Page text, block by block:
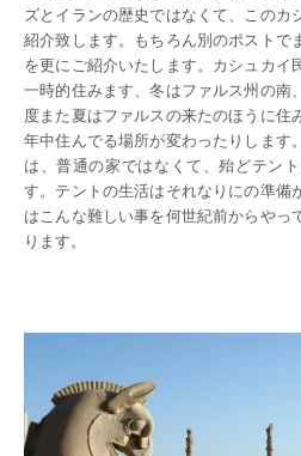
ズとイランの歴史ではなくて、このカ
紹介致します。もちろん別のポストで
を更にご紹介いたします。カシュカイ
一時的住みます、冬はファルス州の南
度また夏はファルスの来たのほうに住
年中住んでる場所が変わったりします
は、普通の家ではなくて、殆どテン
す。テントの生活はそれなりにの準備
はこんな難しい事を何世紀前からやっ
ります。